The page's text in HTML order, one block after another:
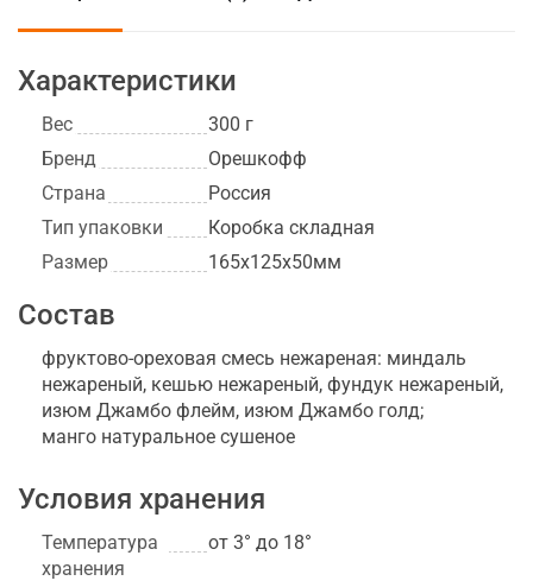
Характеристики
Вес
300 г
Бренд
Орешкофф
Страна
Россия
Тип упаковки
Коробка складная
Размер
165х125х50мм
Состав
фруктово-ореховая смесь нежареная: миндаль
нежареный, кешью нежареный, фундук нежареный,
изюм Джамбо флейм, изюм Джамбо голд;
манго натуральное сушеное
Условия хранения
Температура
хранения
от 3° до 18°